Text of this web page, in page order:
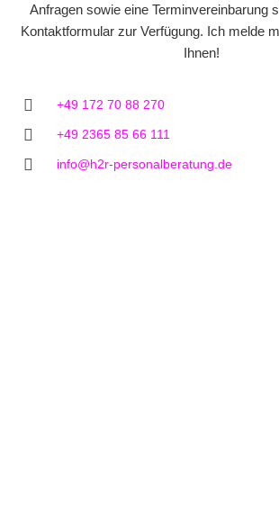
Anfragen sowie eine Terminvereinbarung
Kontaktformular zur Verfügung. Ich melde
Ihnen!
+49 172 70 88 270
+49 2365 85 66 111
info@h2r-personalberatung.de